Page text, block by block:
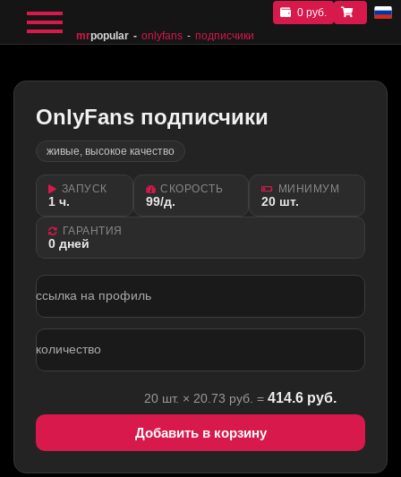
mrpopular onlyfans подписчики
0 руб.
OnlyFans подписчики
живые, высокое качество
ЗАПУСК
1 ч.
СКОРОСТЬ
99/д.
МИНИМУМ
20 шт.
ГАРАНТИЯ
0 дней
ссылка на профиль
количество
20 шт. × 20.73 руб. = 414.6 руб.
Добавить в корзину